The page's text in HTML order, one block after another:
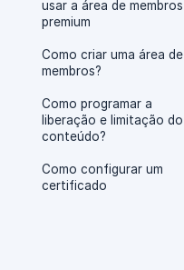
usar a área de membros
premium
Como criar uma área de
membros?
Como programar a
liberação e limitação do
conteúdo?
Como configurar um
certificado